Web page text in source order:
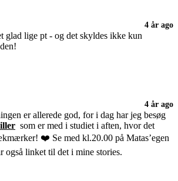
4 år ago
glad lige pt - og det skyldes ikke kun
4 år ago
er allerede god, for i dag har jeg besøg
som er med i studiet i aften, hvor det
❤️ Se med kl.20.00 på Matas’egen
også linket til det i mine stories.